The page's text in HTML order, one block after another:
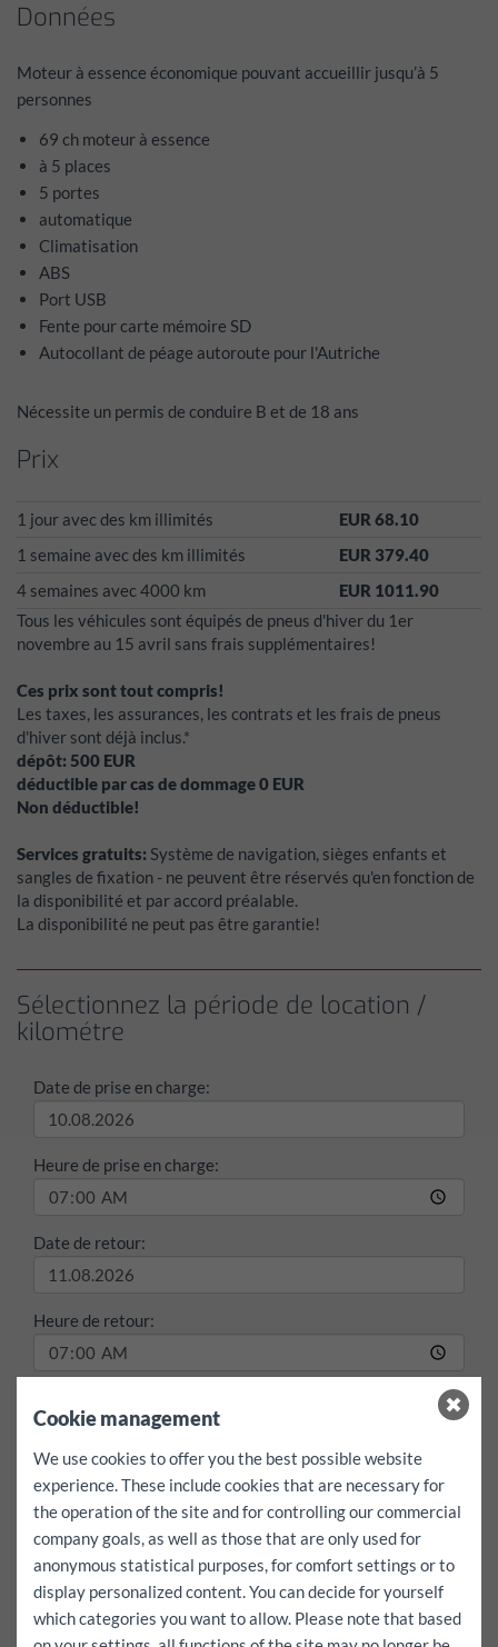
Données
Moteur à essence économique pouvant accueillir jusqu’à 5
personnes
69 ch moteur à essence
à 5 places
5 portes
automatique
Climatisation
ABS
Port USB
Fente pour carte mémoire SD
Autocollant de péage autoroute pour l'Autriche
Nécessite un permis de conduire B et de 18 ans
Prix
1 jour avec des km illimités
EUR 68.10
1 semaine avec des km illimités
EUR 379.40
4 semaines avec 4000 km
EUR 1011.90
Tous les véhicules sont équipés de pneus d'hiver du 1er
novembre au 15 avril sans frais supplémentaires!
Ces prix sont tout compris!
Les taxes, les assurances, les contrats et les frais de pneus
d'hiver sont déjà inclus.*
dépôt:500 EUR
déductible par cas de dommage0 EUR
Non déductible!
Services gratuits:Système de navigation, sièges enfants et
sangles de fixation - ne peuvent être réservés qu'en fonction de
la disponibilité et par accord préalable.
La disponibilité ne peut pas être garantie!
Sélectionnez la période de location /
kilométre
Date de prise en charge:
Heure de prise en charge:
Date de retour:
Heure de retour:
illimités km
Je veux aller à l'étranger Oui
Location:1 jour(s)
Franchise tous risques:0EUR
Location:10.08.2026par07:00Horloge jusqua
11.08.2026
par
regarder
Loyer:68.1EUR incl. illimit&eacute;skm
Cookie management
We use cookies to offer you the best possible website
experience. These include cookies that are necessary for
the operation of the site and for controlling our commercial
company goals, as well as those that are only used for
anonymous statistical purposes, for comfort settings or to
display personalized content. You can decide for yourself
which categories you want to allow. Please note that based